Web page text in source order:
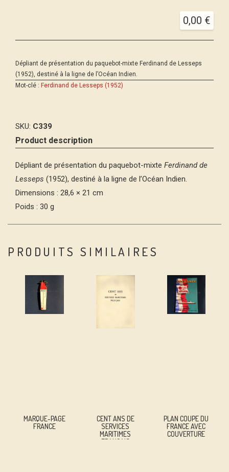
0,00 €
Dépliant de présentation du paquebot-mixte Ferdinand de Lesseps
(1952), destiné à la ligne de l’Océan Indien.
Mot-clé : Ferdinand de Lesseps (1952)
SKU: C339
Product description
Dépliant de présentation du paquebot-mixte Ferdinand de
Lesseps (1952), destiné à la ligne de l’Océan Indien.
Dimensions : 28,6 × 21 cm
Poids : 30 g
PRODUITS SIMILAIRES
MARQUE-PAGE
FRANCE
CENT ANS DE
SERVICES
MARITIMES
FRANÇAIS
PLAN COUPE DU
FRANCE AVEC
COUVERTURE